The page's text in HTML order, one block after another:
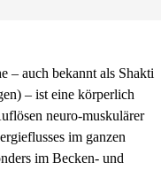
– auch bekannt als Shakti
– ist eine körperlich
neuro-muskulärer
im ganzen
im Becken- und